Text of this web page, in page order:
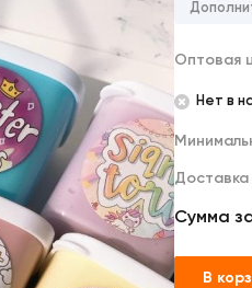
Антистрессы
Дакимакуры
Декоративные подушки
Оптовая
Нет в
Сумма
В